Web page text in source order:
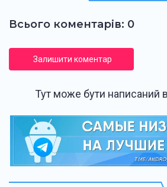
Всього коментарів: 0
Залишити коментар
Тут може бути написаний